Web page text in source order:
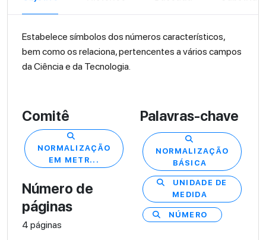
Estabelece símbolos dos números característicos,
bem como os relaciona, pertencentes a vários campos
da Ciência e da Tecnologia.
Comitê
NORMALIZAÇÃO
EM METR...
Número de
páginas
4 páginas
Palavras-chave
NORMALIZAÇÃO
BÁSICA
UNIDADE DE
MEDIDA
NÚMERO